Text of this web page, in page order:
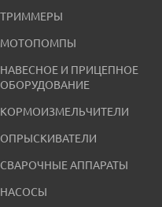
ТРИММЕРЫ
МОТОПОМПЫ
НАВЕСНОЕ И ПРИЦЕПНОЕ
ОБОРУДОВАНИЕ
КОРМОИЗМЕЛЬЧИТЕЛИ
ОПРЫСКИВАТЕЛИ
СВАРОЧНЫЕ АППАРАТЫ
НАСОСЫ